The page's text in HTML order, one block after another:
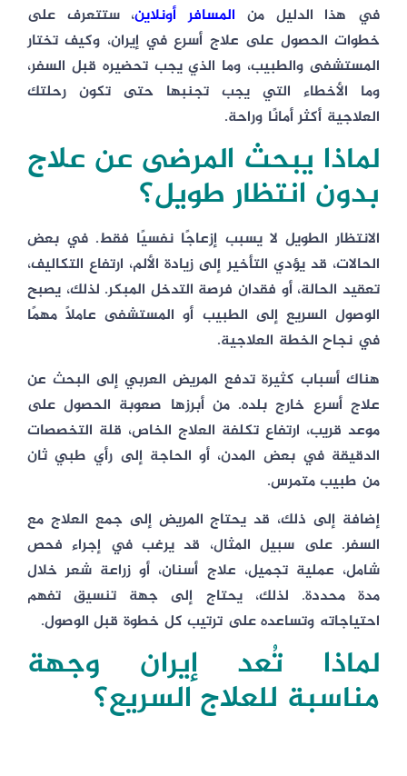
في هذا الدليل من المسافر أونلاين، ستتعرف على
خطوات الحصول على علاج أسرع في إيران، وكيف تختار
المستشفى والطبيب، وما الذي يجب تحضيره قبل السفر،
وما الأخطاء التي يجب تجنبها حتى تكون رحلتك
العلاجية أكثر أمانًا وراحة.
لماذا يبحث المرضى عن علاج
بدون انتظار طويل؟
الانتظار الطويل لا يسبب إزعاجًا نفسيًا فقط. في بعض
الحالات، قد يؤدي التأخير إلى زيادة الألم، ارتفاع التكاليف،
تعقيد الحالة، أو فقدان فرصة التدخل المبكر. لذلك، يصبح
الوصول السريع إلى الطبيب أو المستشفى عاملًا مهمًا
في نجاح الخطة العلاجية.
هناك أسباب كثيرة تدفع المريض العربي إلى البحث عن
علاج أسرع خارج بلده. من أبرزها صعوبة الحصول على
موعد قريب، ارتفاع تكلفة العلاج الخاص، قلة التخصصات
الدقيقة في بعض المدن، أو الحاجة إلى رأي طبي ثان
من طبيب متمرس.
إضافة إلى ذلك، قد يحتاج المريض إلى جمع العلاج مع
السفر. على سبيل المثال، قد يرغب في إجراء فحص
شامل، عملية تجميل، علاج أسنان، أو زراعة شعر خلال
مدة محددة. لذلك، يحتاج إلى جهة تنسيق تفهم
احتياجاته وتساعده على ترتيب كل خطوة قبل الوصول.
لماذا تُعد إيران وجهة
مناسبة للعلاج السريع؟